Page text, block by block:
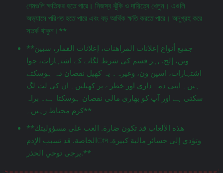
গেমগুলি ক্ষতিকর হতে পারে। নিজস্ব ঝুঁকি ও দায়িত্বে খেলুন। এগুলি
অভ্যাসে পরিণত হতে পারে এবং বড় আর্থিক ক্ষতি করতে পারে। অনুগ্রহ করে
সতর্ক থাকুন।**
**جميع أنواع إعلانات المراهنات، إعلانات القمار، سبين
وين، إلخ. ,ہر قسم کی شرط لگانے کے اشتہارات، جوا
اشتہارات، اسپن ون، وغیرہ۔ یہ کھیل نقصان دہ ہوسکتے
ہیں۔ اپنی ذمہ داری اور خطرے پر کھیلیں۔ ان کی لت لگ
سکتی ہے اور آپ کو بھاری مالی نقصان ہوسکتا ہے۔ براہ
کرم محتاط رہیں۔**
**هذه الألعاب قد تكون ضارة. العب على مسؤوليتك
الخاصة. قد تسبب الإدمান وتؤدي إلى خسائر مالية كبيرة.
يرجى توخي الحذر.**